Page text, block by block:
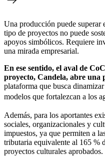
Una producción puede superar
tipo de proyectos no puede
apoyos simbólicos. Requiere
una mirada empresarial.
En ese sentido, el aval de
proyecto, Candela, abre una
plataforma que busca
modelos que fortalezcan a los
Además, para los aportantes
sociales, organizacionales y
impuestos, ya que permiten a
tributaria equivalente al 165 %
proyectos culturales aprobados.